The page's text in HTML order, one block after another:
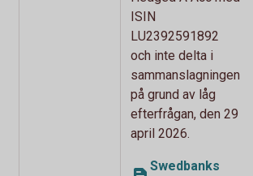
ISIN
LU2392591892
och inte delta i
sammanslagningen
på grund av låg
efterfrågan, den 29
april 2026.
Swedbanks